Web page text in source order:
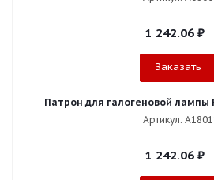
1 242.06 ₽
Заказать
Патрон для галогеновой лампы
Артикул:
1 242.06 ₽